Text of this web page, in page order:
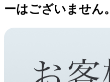
ーはございません。